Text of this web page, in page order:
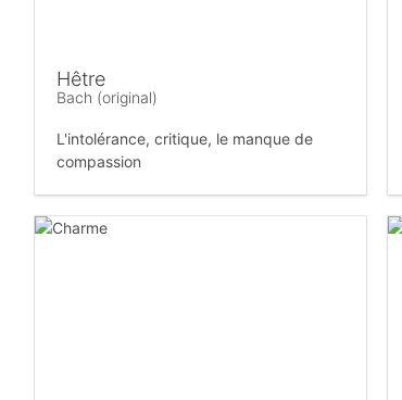
Hêtre
Bach (original)
L'intolérance, critique, le manque de
compassion